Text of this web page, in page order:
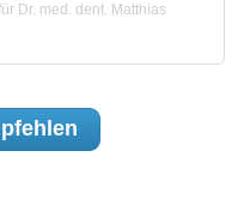
Dr. med. dent. Matthias